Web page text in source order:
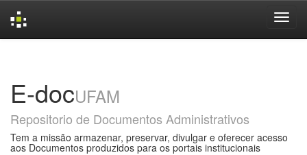
E-docUFAM
Repositorio de Documentos Administrativos
Tem a missão armazenar, preservar, divulgar e oferecer acesso
aos Documentos produzidos para os portais institucionais